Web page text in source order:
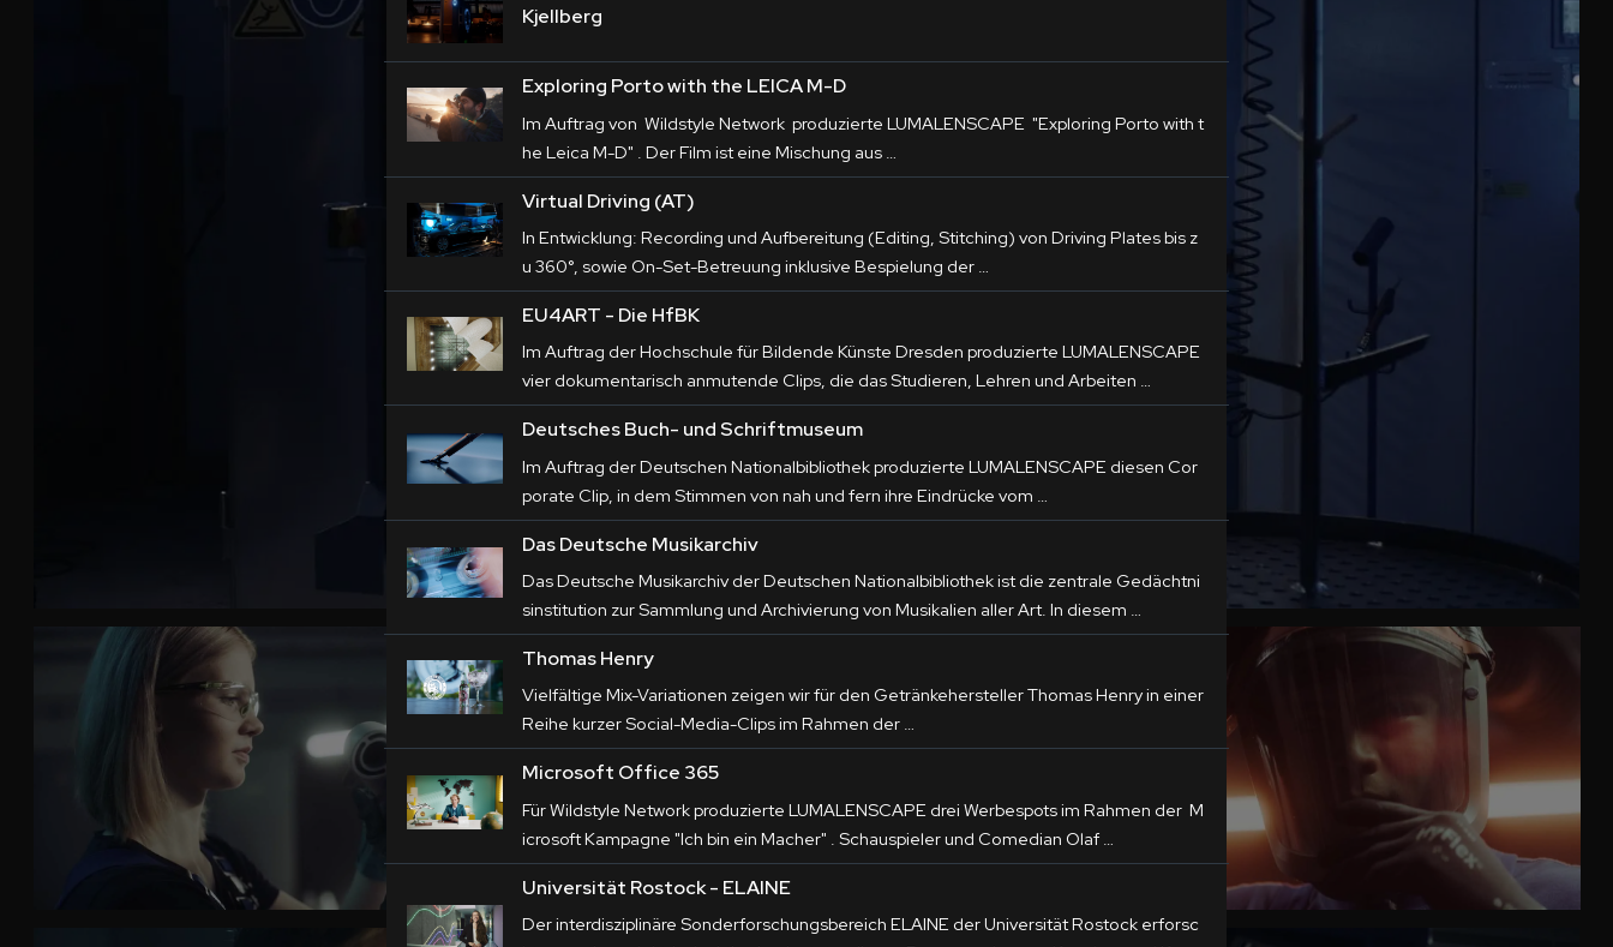
Kjellberg
Exploring Porto with the LEICA M-D
Im Auftrag von Wildstyle Network produzierte LUMALENSCAPE "Exploring Porto with t
he Leica M-D" . Der Film ist eine Mischung aus …
Virtual Driving (AT)
In Entwicklung: Recording und Aufbereitung (Editing, Stitching) von Driving Plates bis z
u 360°, sowie On-Set-Betreuung inklusive Bespielung der …
EU4ART - Die HfBK
Im Auftrag der Hochschule für Bildende Künste Dresden produzierte LUMALENSCAPE
vier dokumentarisch anmutende Clips, die das Studieren, Lehren und Arbeiten …
Deutsches Buch- und Schriftmuseum
Im Auftrag der Deutschen Nationalbibliothek produzierte LUMALENSCAPE diesen Cor
porate Clip, in dem Stimmen von nah und fern ihre Eindrücke vom …
Das Deutsche Musikarchiv
Das Deutsche Musikarchiv der Deutschen Nationalbibliothek ist die zentrale Gedächtni
sinstitution zur Sammlung und Archivierung von Musikalien aller Art. In diesem …
Thomas Henry
Vielfältige Mix-Variationen zeigen wir für den Getränkehersteller Thomas Henry in einer
Reihe kurzer Social-Media-Clips im Rahmen der …
Microsoft Office 365
Für Wildstyle Network produzierte LUMALENSCAPE drei Werbespots im Rahmen der M
icrosoft Kampagne "Ich bin ein Macher" . Schauspieler und Comedian Olaf …
Universität Rostock - ELAINE
Der interdisziplinäre Sonderforschungsbereich ELAINE der Universität Rostock erforsc